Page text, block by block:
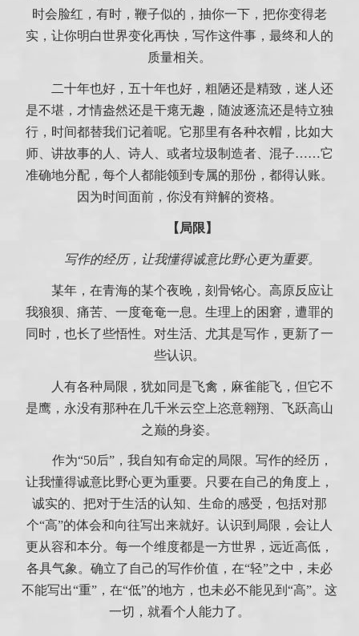
时会脸红，有时，鞭子似的，抽你一下，把你变得老
实，让你明白世界变化再快，写作这件事，最终和人的
质量相关。
二十年也好，五十年也好，粗陋还是精致，迷人还
是不堪，才情盎然还是干瘪无趣，随波逐流还是特立独
行，时间都替我们记着呢。它那里有各种衣帽，比如大
师、讲故事的人、诗人、或者垃圾制造者、混子……它
准确地分配，每个人都能领到专属的那份，都得认账。
因为时间面前，你没有辩解的资格。
【局限】
写作的经历，让我懂得诚意比野心更为重要。
某年，在青海的某个夜晚，刻骨铭心。高原反应让
我狼狈、痛苦、一度奄奄一息。生理上的困窘，遭罪的
同时，也长了些悟性。对生活、尤其是写作，更新了一
些认识。
人有各种局限，犹如同是飞禽，麻雀能飞，但它不
是鹰，永没有那种在几千米云空上恣意翱翔、飞跃高山
之巅的身姿。
作为“50后”，我自知有命定的局限。写作的经历，
让我懂得诚意比野心更为重要。只要在自己的角度上，
诚实的、把对于生活的认知、生命的感受，包括对那
个“高”的体会和向往写出来就好。认识到局限，会让人
更从容和本分。每一个维度都是一方世界，远近高低，
各具气象。确立了自己的写作价值，在“轻”之中，未必
不能写出“重”，在“低”的地方，也未必不能见到“高”。这
一切，就看个人能力了。